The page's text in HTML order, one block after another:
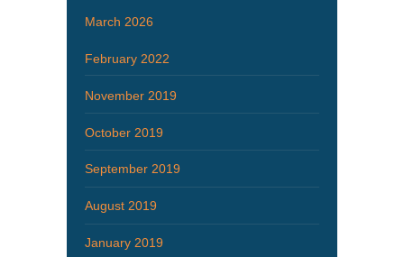
March 2026
February 2022
November 2019
October 2019
September 2019
August 2019
January 2019